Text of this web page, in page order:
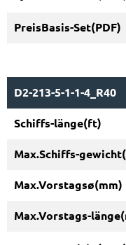
D2-213-5-1-1-4_R40